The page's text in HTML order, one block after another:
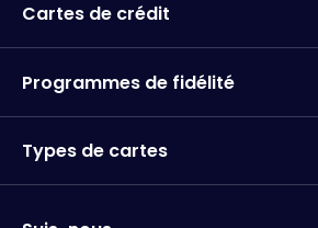
Cartes de crédit
Programmes de fidélité
Types de cartes